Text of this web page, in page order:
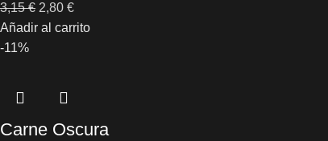
3,15€ 2,80 €
Añadir al carrito
-11%
Carne Oscura